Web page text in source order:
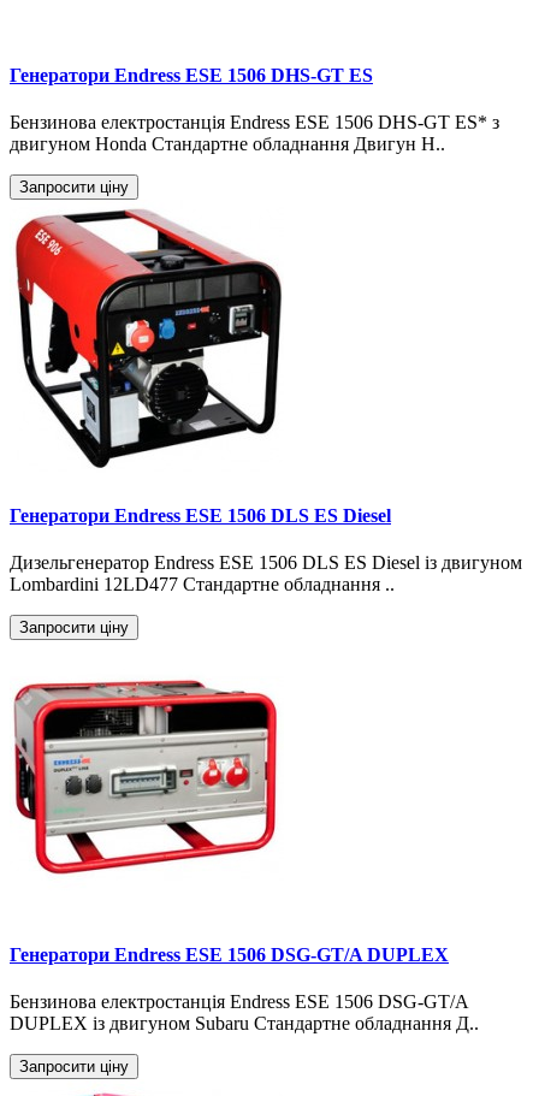
Генератори Endress ESE 1506 DHS-GT ES
Бензинова електростанція Endress ESE 1506 DHS-GT ES* з
двигуном Honda Стандартне обладнання Двигун H..
Запросити ціну
Генератори Endress ESE 1506 DLS ES Diesel
Дизельгенератор Endress ESE 1506 DLS ES Diesel із двигуном
Lombardini 12LD477 Стандартне обладнання ..
Запросити ціну
Генератори Endress ESE 1506 DSG-GT/A DUPLEX
Бензинова електростанція Endress ESE 1506 DSG-GT/A
DUPLEX із двигуном Subaru Стандартне обладнання Д..
Запросити ціну